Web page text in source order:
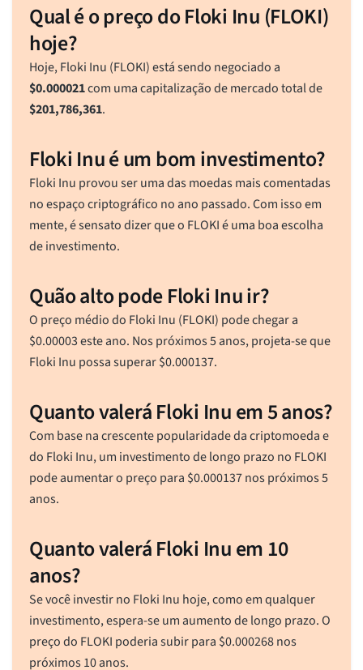
Qual é o preço do Floki Inu (FLOKI)
hoje?
Hoje, Floki Inu (FLOKI) está sendo negociado a
$0.000021com uma capitalização de mercado total de
$201,786,361.
Floki Inu é um bom investimento?
Floki Inu provou ser uma das moedas mais comentadas
no espaço criptográfico no ano passado. Com isso em
mente, é sensato dizer que o FLOKI é uma boa escolha
de investimento.
Quão alto pode Floki Inu ir?
O preço médio do Floki Inu (FLOKI) pode chegar a
$0.00003este ano. Nos próximos 5 anos, projeta-se que
Floki Inu possa superar$0.000137.
Quanto valerá Floki Inu em 5 anos?
Com base na crescente popularidade da criptomoeda e
do Floki Inu, um investimento de longo prazo no FLOKI
pode aumentar o preço para $0.000137nos próximos 5
anos.
Quanto valerá Floki Inu em 10
anos?
Se você investir no Floki Inu hoje, como em qualquer
investimento, espera-se um aumento de longo prazo. O
preço do FLOKI poderia subir para $0.000268nos
próximos 10 anos.